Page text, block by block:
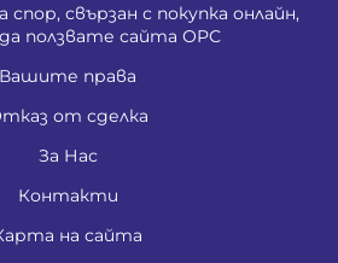
спор, свързан с покупка онлайн,
ползвате сайта ОРС
Вашите права
от сделка
За Нас
Контакти
на сайта